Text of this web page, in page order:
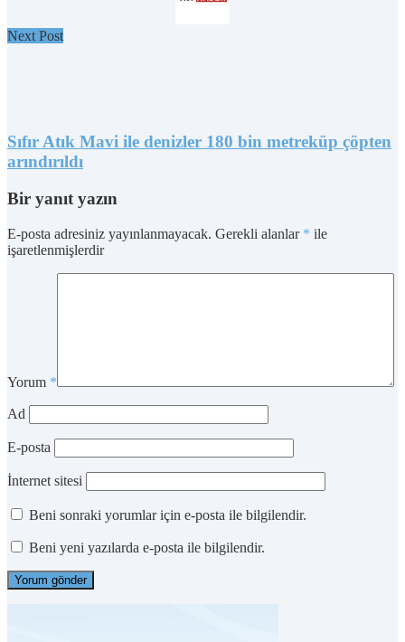
Next Post
Sıfır Atık Mavi ile denizler 180 bin metreküp çöpten
arındırıldı
Bir yanıt yazın
E-posta adresiniz yayınlanmayacak. Gerekli alanlar * ile
işaretlenmişlerdir
Yorum *
Ad
E-posta
İnternet sitesi
Beni sonraki yorumlar için e-posta ile bilgilendir.
Beni yeni yazılarda e-posta ile bilgilendir.